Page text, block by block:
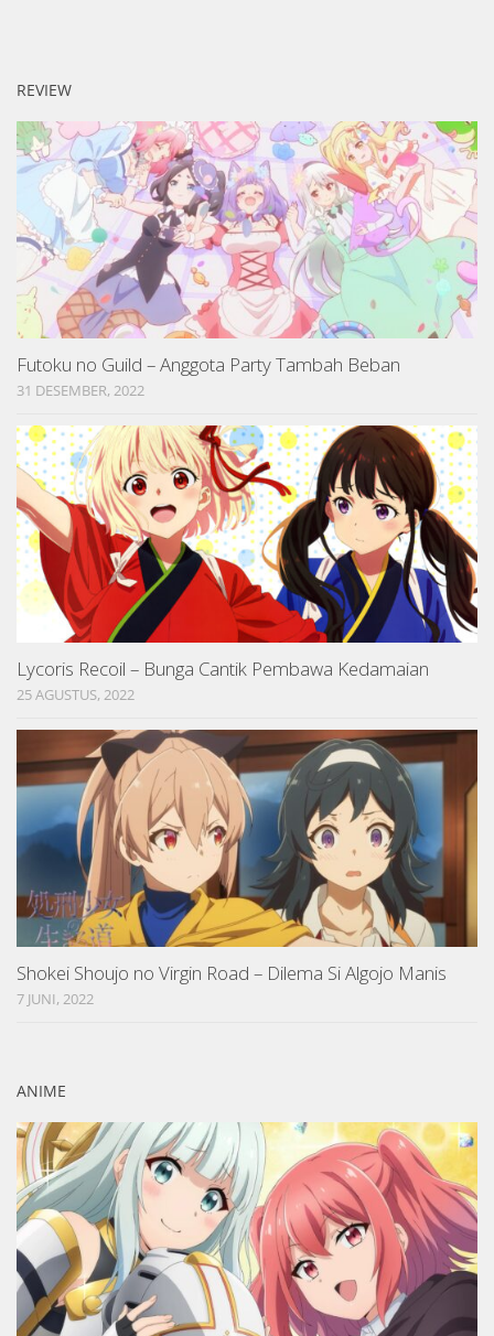
REVIEW
Futoku no Guild – Anggota Party Tambah Beban
31 DESEMBER, 2022
Lycoris Recoil – Bunga Cantik Pembawa Kedamaian
25 AGUSTUS, 2022
Shokei Shoujo no Virgin Road – Dilema Si Algojo Manis
7 JUNI, 2022
ANIME